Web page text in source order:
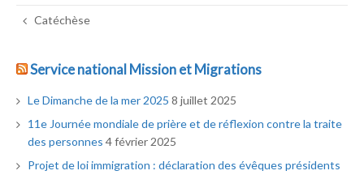
Catéchèse
Service national Mission et Migrations
Le Dimanche de la mer 2025 8 juillet 2025
11e Journée mondiale de prière et de réflexion contre la traite
des personnes 4 février 2025
Projet de loi immigration : déclaration des évêques présidents